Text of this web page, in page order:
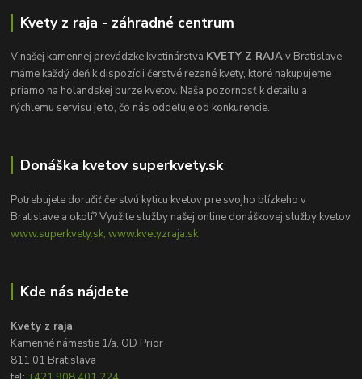
Kvety z raja - záhradné centrum
V našej kamennej prevádzke kvetinárstva KVETY Z RAJAv Bratislave
máme každý deň k dispozícii čerstvé rezané kvety, ktoré nakupujeme
priamo na holandskej burze kvetov. Naša pozornosť k detailu a
rýchlemu servisu je to, čo nás oddeľuje od konkurencie.
Donáška kvetov superkvety.sk
Potrebujete doručiť čerstvú kyticu kvetov pre svojho blízkeho v
Bratislave a okolí? Využite služby našej online donáškovej služby kvetov
www.superkvety.sk, www.kvetyzraja.sk
Kde nás nájdete
Kvety z raja
Kamenné námestie 1/a, OD Prior
811 01 Bratislava